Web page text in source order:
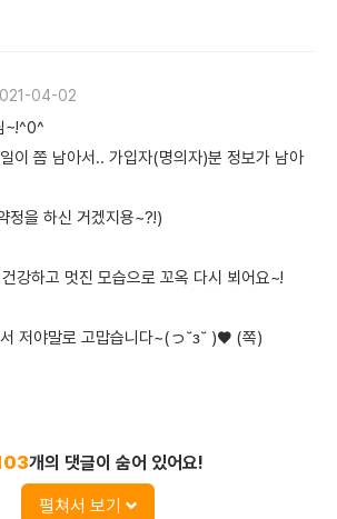
04-02
~!^0^
이 쫌 남아서.. 가입자(명의자)분 정보가 남아
정을 하신 거겠지용~?!)
강하고 멋진 모습으로 꼬옥 다시 뵈어요~!
저야말로 고맙습니다~(っ˘з˘ )♥ (쪽)
개의 댓글이 숨어 있어요!
펼쳐서 보기